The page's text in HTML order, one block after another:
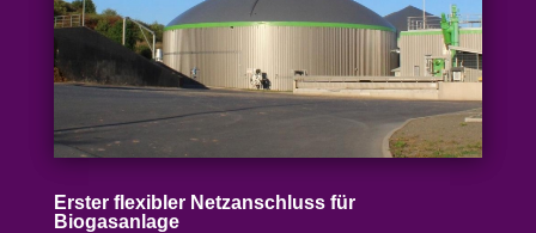
Erster flexibler Netz­an­schluss für
Biogasanlage